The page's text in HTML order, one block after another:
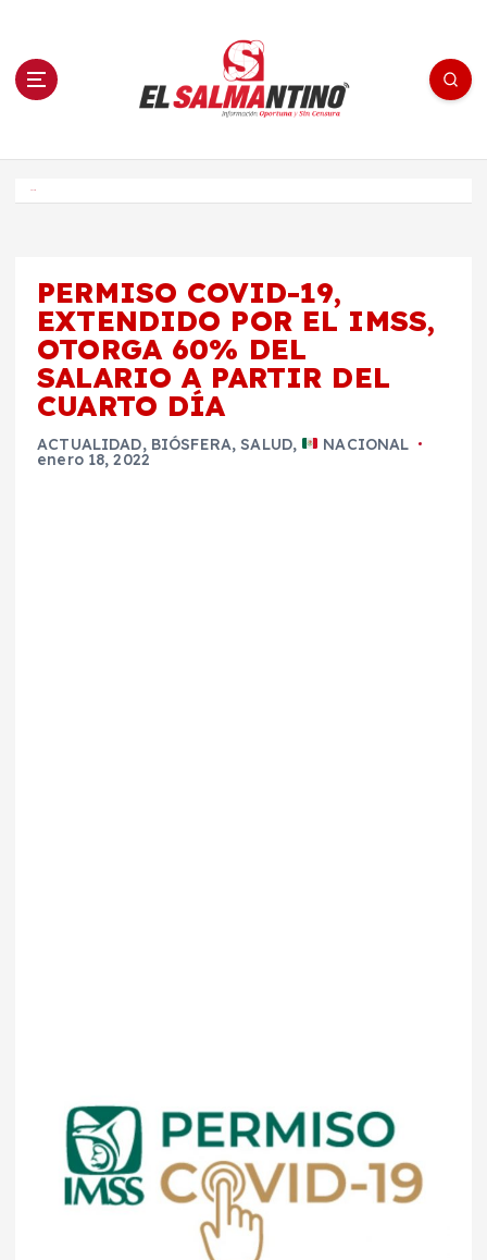
n El Salmantino - medios/noticias/editorial
PERMISO COVID-19,
EXTENDIDO POR EL IMSS,
OTORGA 60% DEL
SALARIO A PARTIR DEL
CUARTO DÍA
ACTUALIDAD, BIÓSFERA,SALUD, NACIONAL
enero 18, 2022